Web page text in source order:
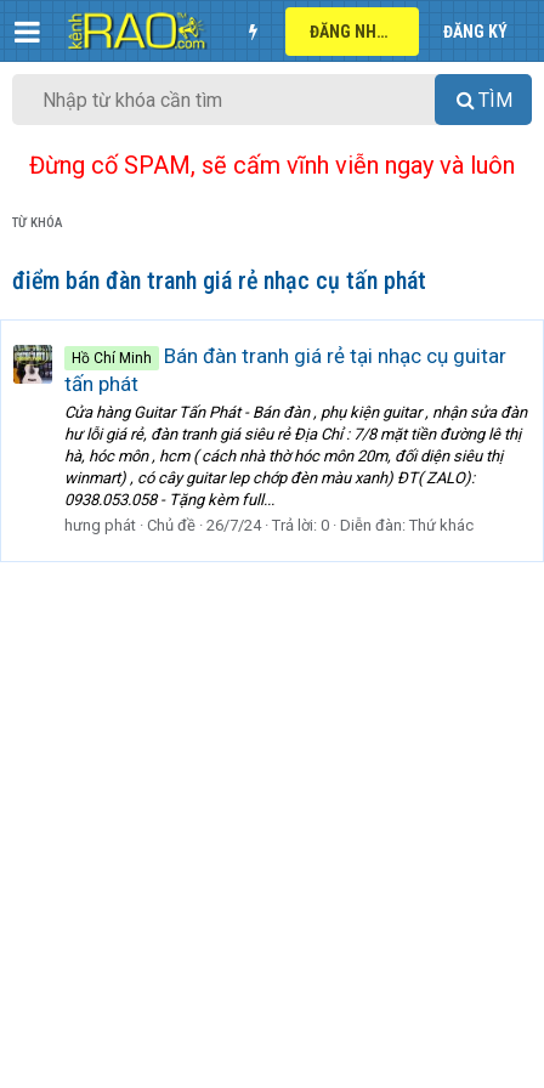
ĐĂNG NHẬP ĐĂNG KÝ
TÌM
Đừng cố SPAM, sẽ cấm vĩnh viễn ngay và luôn
TỪ KHÓA
điểm bán đàn tranh giá rẻ nhạc cụ tấn phát
Hồ Chí Minh
Bán đàn tranh giá rẻ tại nhạc cụ guitar
tấn phát
Cửa hàng Guitar Tấn Phát - Bán đàn , phụ kiện guitar , nhận sửa đàn
hư lỗi giá rẻ, đàn tranh giá siêu rẻ Địa Chỉ : 7/8 mặt tiền đường lê thị
hà, hóc môn , hcm ( cách nhà thờ hóc môn 20m, đối diện siêu thị
winmart) , có cây guitar lep chớp đèn màu xanh) ĐT( ZALO):
0938.053.058 - Tặng kèm full...
hưng phát Chủ đề 26/7/24 Trả lời: 0 Diễn đàn: Thứ khác